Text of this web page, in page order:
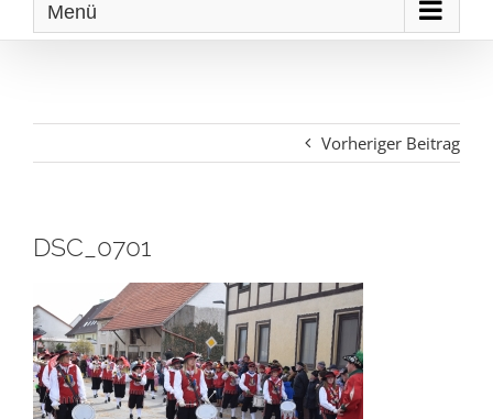
Menü
Vorheriger Beitrag
DSC_0701